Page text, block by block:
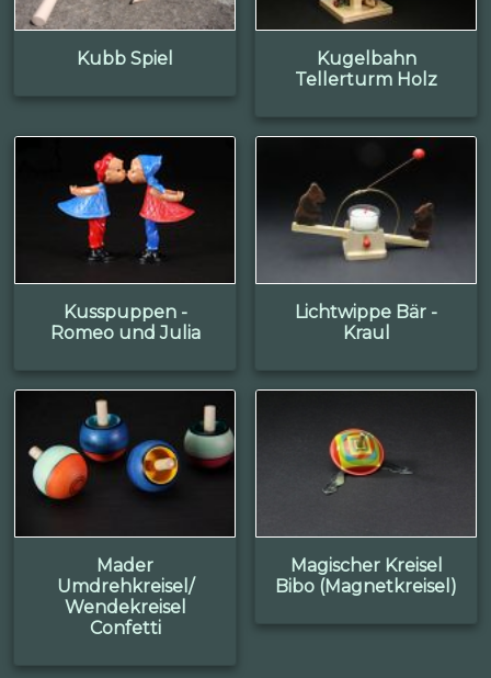
Kubb Spiel
Kugelbahn
Tellerturm Holz
Kusspuppen -
Romeo und Julia
Lichtwippe Bär -
Kraul
Mader
Umdrehkreisel/
Wendekreisel
Confetti
Magischer Kreisel
Bibo (Magnetkreisel)